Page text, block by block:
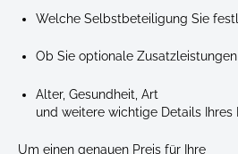
with
on
wooden
floor.
Welche Selbstbeteiligung Sie
Ob Sie optionale
Alter, Gesundheit, Art
und weitere wichtige Details Ihres
Um einen genauen Preis für Ihre